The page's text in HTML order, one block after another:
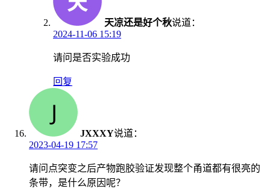
天凉还是好个秋说道：
2024-11-06 15:19
请问是否实验成功
回复
JXXXY说道：
2023-04-19 17:57
请问点突变之后产物跑胶验证发现整个甬道都有很亮的
条带，是什么原因呢？